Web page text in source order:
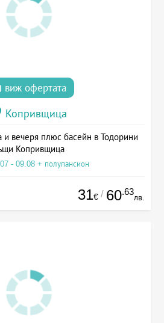
виж офертата
Копривщица
и вечеря плюс басейн в Тодорини
Копривщица
- 09.08 + полупансион
31€ / 60.63
лв.